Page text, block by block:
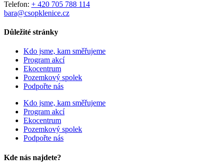
Telefon: + 420 705 788 114
bara@csopklenice.cz
Důležité stránky
Kdo jsme, kam směřujeme
Program akcí
Ekocentrum
Pozemkový spolek
Podpořte nás
Kdo jsme, kam směřujeme
Program akcí
Ekocentrum
Pozemkový spolek
Podpořte nás
Kde nás najdete?